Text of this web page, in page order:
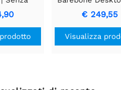
AM4,
e sistema
Senza
memoria
archiviazione e
operativo
€ 249,55
Visualizza